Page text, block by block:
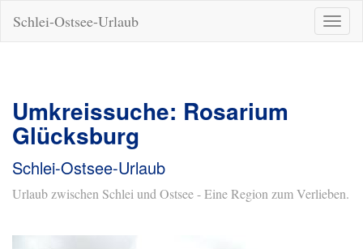
ein-/
Schlei-Ostsee-Urlaub
Umkreissuche: Rosarium
Glücksburg
Schlei-Ostsee-Urlaub
Urlaub zwischen Schlei und Ostsee - Eine Region zum Verlieben.